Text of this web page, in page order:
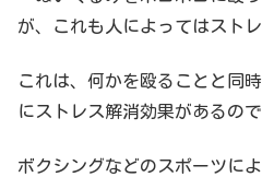
が、これも人によってはスト
これは、何かを殴ることと同
にストレス解消効果があるので
ボクシングなどのスポーツに